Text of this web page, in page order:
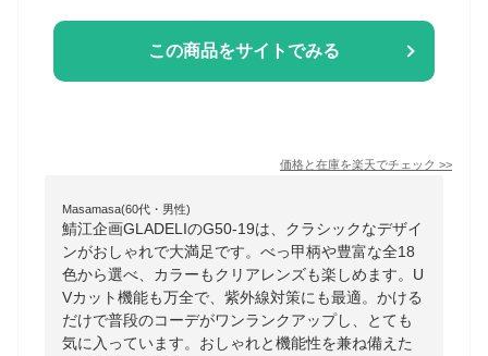
この商品をサイトでみる
価格と在庫を楽天でチェック >>
Masamasa(60代・男性)
鯖江企画GLADELIのG50-19は、クラシックなデザイ
ンがおしゃれで大満足です。べっ甲柄や豊富な全18
色から選べ、カラーもクリアレンズも楽しめます。U
Vカット機能も万全で、紫外線対策にも最適。かける
だけで普段のコーデがワンランクアップし、とても
気に入っています。おしゃれと機能性を兼ね備えた